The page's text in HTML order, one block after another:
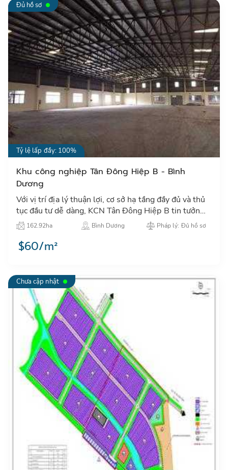
Đủ hồ sơ
Tỷ lệ lấp đầy: 100%
Khu công nghiệp Tân Đông Hiệp B - Bình
Dương
Với vị trí địa lý thuận lợi, cơ sở hạ tầng đầy đủ và thủ
tục đầu tư dễ dàng, KCN Tân Đông Hiệp B tin tưởng
mang đến cho các nhà đầu tư sự hợp tác phát triển
tốt…
162.92ha Bình Dương Pháp lý: Đủ hồ sơ
$60/m²
Chưa cập nhật